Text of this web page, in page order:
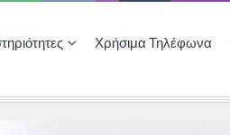
Χρήσιμα Τηλέφωνα